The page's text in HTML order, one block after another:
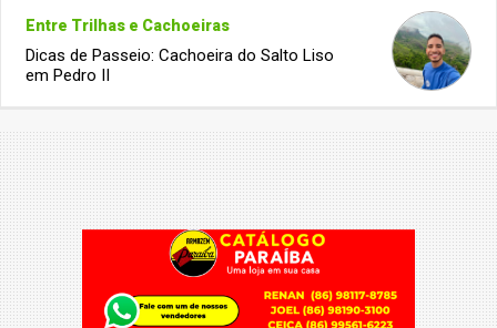
Entre Trilhas e Cachoeiras
Dicas de Passeio: Cachoeira do Salto Liso
em Pedro II